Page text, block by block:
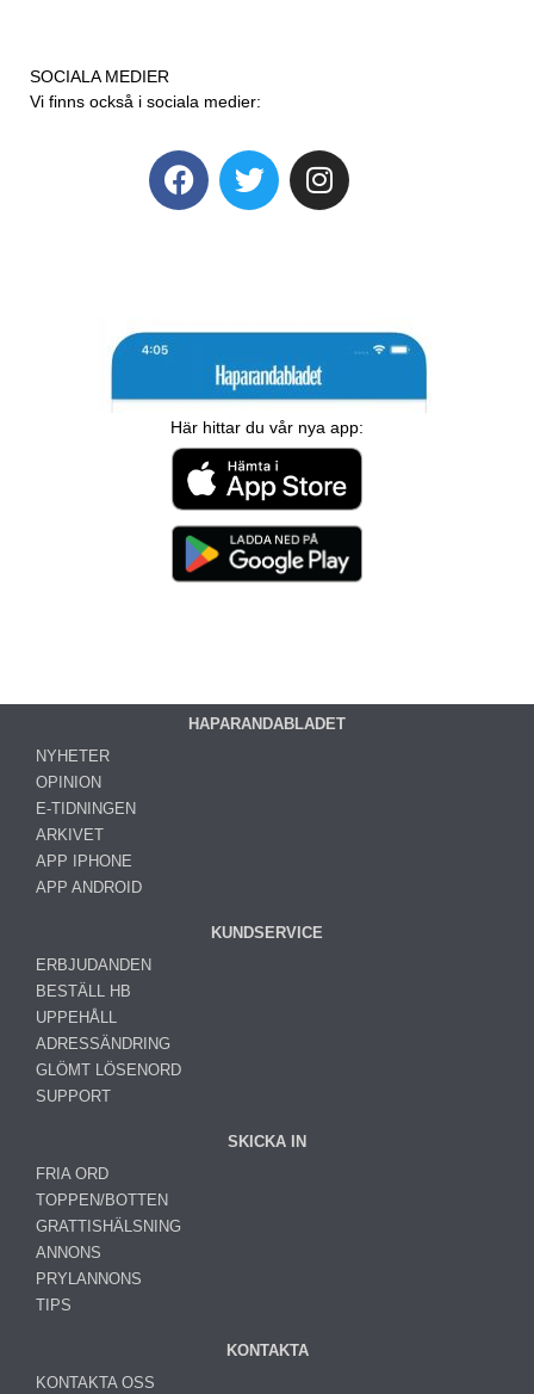
SOCIALA MEDIER
Vi finns också i sociala medier:
Här hittar du vår nya app:
HAPARANDABLADET
NYHETER
OPINION
E-TIDNINGEN
ARKIVET
APP IPHONE
APP ANDROID
KUNDSERVICE
ERBJUDANDEN
BESTÄLL HB
UPPEHÅLL
ADRESSÄNDRING
GLÖMT LÖSENORD
SUPPORT
SKICKA IN
FRIA ORD
TOPPEN/BOTTEN
GRATTISHÄLSNING
ANNONS
PRYLANNONS
TIPS
KONTAKTA
KONTAKTA OSS